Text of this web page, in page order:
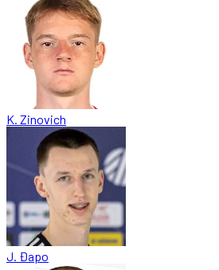
K. Zinovich
J. Đapo